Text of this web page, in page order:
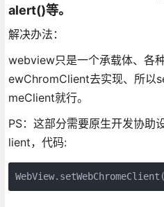
alert()等。
解决办法：
webview只是一个承载体、各
ewChromClient去实现、所以
meClient就行。
PS：这部分需要原生开发协助
lient，代码: